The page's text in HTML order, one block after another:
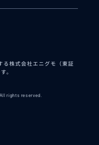
る株式会社エニグモ（東証
。
rights reserved.